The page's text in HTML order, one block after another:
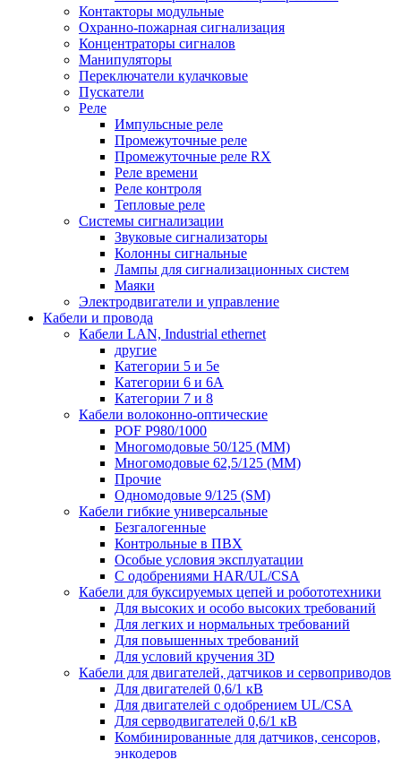
Контакторы модульные
Охранно-пожарная сигнализация
Концентраторы сигналов
Манипуляторы
Переключатели кулачковые
Пускатели
Реле
Импульсные реле
Промежуточные реле
Промежуточные реле RX
Реле времени
Реле контроля
Тепловые реле
Системы сигнализации
Звуковые сигнализаторы
Колонны сигнальные
Лампы для сигнализационных систем
Маяки
Электродвигатели и управление
Кабели и провода
Кабели LAN, Industrial ethernet
другие
Категории 5 и 5е
Категории 6 и 6A
Категории 7 и 8
Кабели волоконно-оптические
POF P980/1000
Многомодовые 50/125 (ММ)
Многомодовые 62,5/125 (ММ)
Прочие
Одномодовые 9/125 (SM)
Кабели гибкие универсальные
Безгалогенные
Контрольные в ПВХ
Особые условия эксплуатации
С одобрениями HAR/UL/CSA
Кабели для буксируемых цепей и робототехники
Для высоких и особо высоких требований
Для легких и нормальных требований
Для повышенных требований
Для условий кручения 3D
Кабели для двигателей, датчиков и сервоприводов
Для двигателей 0,6/1 кВ
Для двигателей с одобрением UL/CSA
Для серводвигателей 0,6/1 кВ
Комбинированные для датчиков, cенсоров,
энкодеров